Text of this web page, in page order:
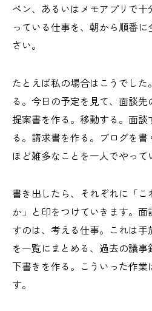
ペン、あるいはメモアプリで
っている仕事を、朝から順番
さい。
たとえば私の場合はこうでし
る。今日の予定を見て、面談先
提案書を作る。移動する。面
る。請求書を作る。ブログを書
ほど雑多なことを一人でやって
書き出したら、それぞれに「
か」と印をつけていきます。
すのは、考える仕事。これは
を一覧にまとめる、過去の議
下書きを作る。こういった作業
す。